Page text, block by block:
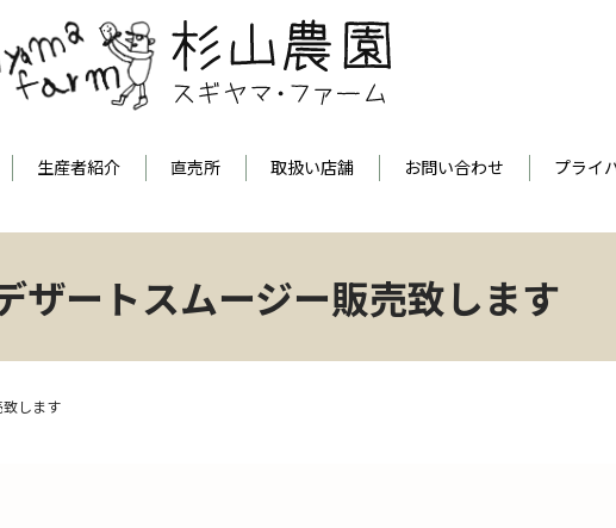
生産者紹介 直売所 取扱い店舗 お問い合わせ プライ
ザートスムージー販売致します
します